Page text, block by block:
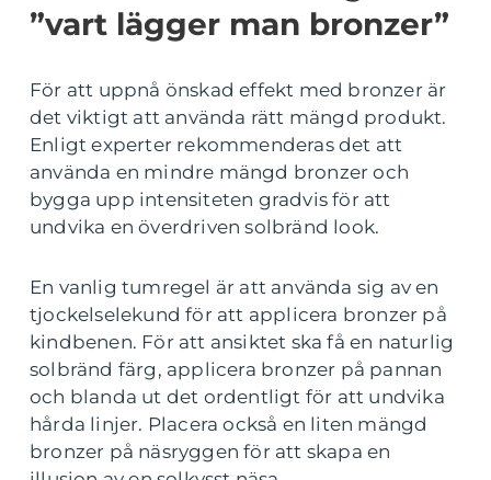
”vart lägger man bronzer”
För att uppnå önskad effekt med bronzer är
det viktigt att använda rätt mängd produkt.
Enligt experter rekommenderas det att
använda en mindre mängd bronzer och
bygga upp intensiteten gradvis för att
undvika en överdriven solbränd look.
En vanlig tumregel är att använda sig av en
tjockelselekund för att applicera bronzer på
kindbenen. För att ansiktet ska få en naturlig
solbränd färg, applicera bronzer på pannan
och blanda ut det ordentligt för att undvika
hårda linjer. Placera också en liten mängd
bronzer på näsryggen för att skapa en